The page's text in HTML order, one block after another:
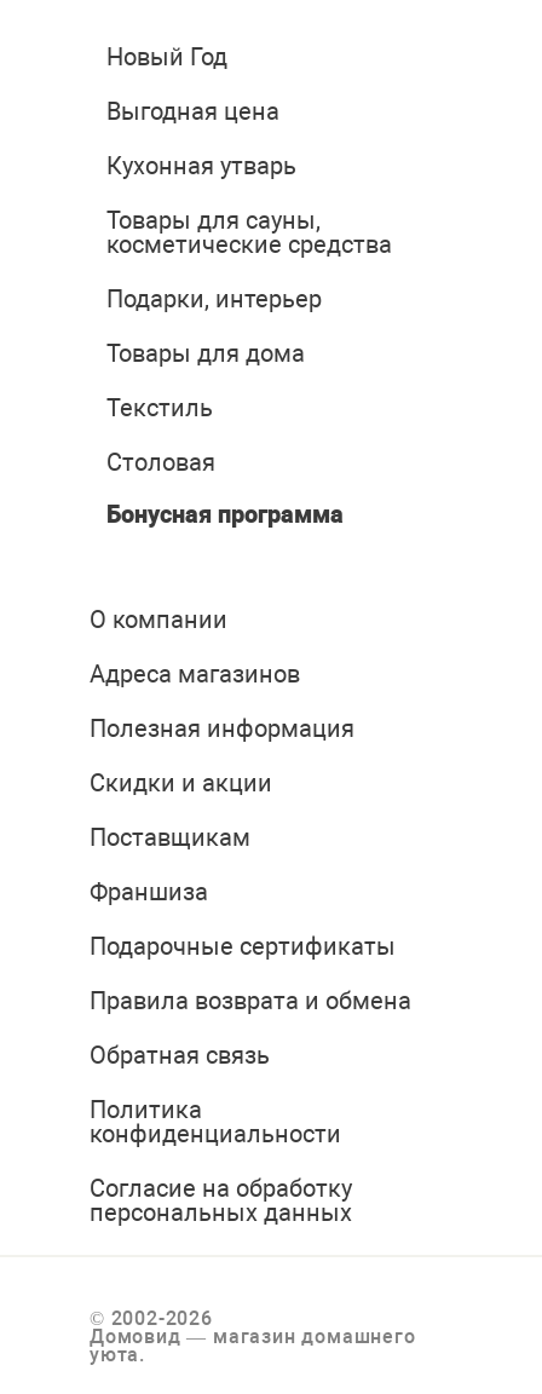
Новый Год
Выгодная цена
Кухонная утварь
Товары для сауны,
косметические средства
Подарки, интерьер
Товары для дома
Текстиль
Столовая
Бонусная программа
О компании
Адреса магазинов
Полезная информация
Скидки и акции
Поставщикам
Франшиза
Подарочные сертификаты
Правила возврата и обмена
Обратная связь
Политика
конфиденциальности
Согласие на обработку
персональных данных
© 2002-2026
Домовид — магазин домашнего
уюта.